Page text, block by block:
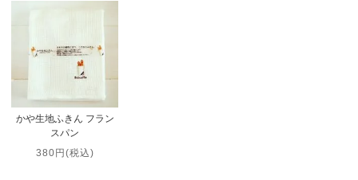
かや生地ふきん フラン
スパン
380円(税込)